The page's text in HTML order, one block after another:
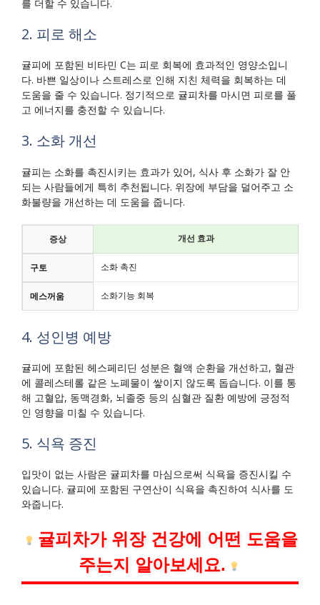
를 더할 수 있습니다.
2. 피로 해소
귤피에 포함된 비타민 C는 피로 회복에 효과적인 영양소입니
다. 바쁜 일상이나 스트레스로 인해 지친 체력을 회복하는 데
도움을 줄 수 있습니다. 정기적으로 귤피차를 마시면 피로를 풀
고 에너지를 충전할 수 있습니다.
3. 소화 개선
귤피는 소화를 촉진시키는 효과가 있어, 식사 후 소화가 잘 안
되는 사람들에게 특히 추천됩니다. 위장에 부담을 덜어주고 소
화불량을 개선하는 데 도움을 줍니다.
증상 개선 효과
구토 소화 촉진
메스꺼움 소화기능 회복
4. 성인병 예방
귤피에 포함된 헤스페리딘 성분은 혈액 순환을 개선하고, 혈관
에 콜레스테롤 같은 노폐물이 쌓이지 않도록 돕습니다. 이를 통
해 고혈압, 동맥경화, 뇌졸중 등의 심혈관 질환 예방에 긍정적
인 영향을 미칠 수 있습니다.
5. 식욕 증진
입맛이 없는 사람은 귤피차를 마심으로써 식욕을 증진시킬 수
있습니다. 귤피에 포함된 구연산이 식욕을 촉진하여 식사를 도
와줍니다.
귤피차가 위장 건강에 어떤 도움을
주는지 알아보세요.